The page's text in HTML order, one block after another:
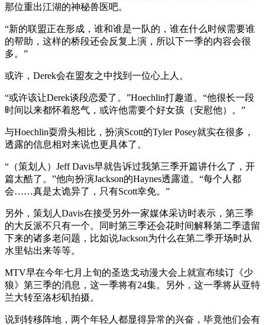
那位重出江湖的神秘兽医吧。
“新的联盟正在形成，谁和谁是一队的，谁在什么时候需要谁
的帮助，这样的桥段还会反复上演，所以下一季的内容会很
多。”
或许，Derek会在盟友之中找到一位心上人。
“或许该让Derek谈段恋爱了。”Hoechlin打趣道。“他很长一段
时间以来都怀着怒气，或许他需要个好女孩（安慰他）。”
与Hoechlin耍滑头相比，扮演Scott的Tyler Posey就实在很多，
透露的信息相对来说也更具体了。
“（策划人）Jeff Davis早就告诉过我第三季开篇讲什么了，开
篇太酷了。”他向扮演Jackson的Haynes透露道。“每个人都
会……真是太诡异了，只有Scott幸免。”
另外，策划人Davis在接受另外一家媒体采访时表示，第三季
的大反派不只有一个。同时第三季还会花时间解释第二季遗留
下来的诸多老问题，比如说Jackson为什么在第二季开场时从
水里钻出来等等。
MTV早在今年七月上旬的圣迭戈动漫大会上就宣布续订《少
狼》第三季的消息，这一季将有24集。另外，这一季将从亚特
兰大转至洛杉矶拍摄。
说到转移阵地，两个年轻人都显得异常的兴奋，毕竟他们会有